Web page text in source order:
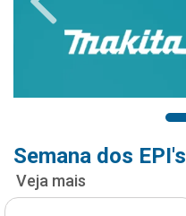
Semana dos EPI's
Veja mais